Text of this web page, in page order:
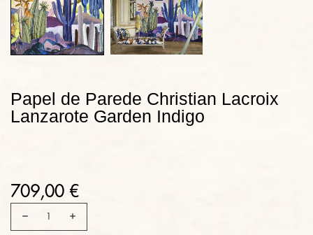
Papel de Parede Christian Lacroix
Lanzarote Garden Indigo
709,00 €